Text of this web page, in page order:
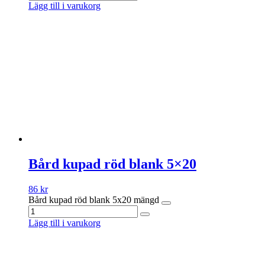
Lägg till i varukorg
Bård kupad röd blank 5×20
86 kr
Bård kupad röd blank 5x20 mängd
Lägg till i varukorg